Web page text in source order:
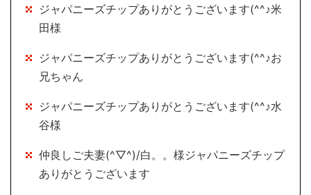
ジャパニーズチップありがとうございます(^^♪米
田様
ジャパニーズチップありがとうございます(^^♪お
兄ちゃん
ジャパニーズチップありがとうございます(^^♪水
谷様
仲良しご夫妻(^▽^)/白。。様ジャパニーズチップ
ありがとうございます